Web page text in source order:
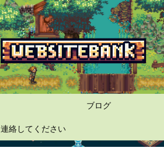
ブログ
連絡してください